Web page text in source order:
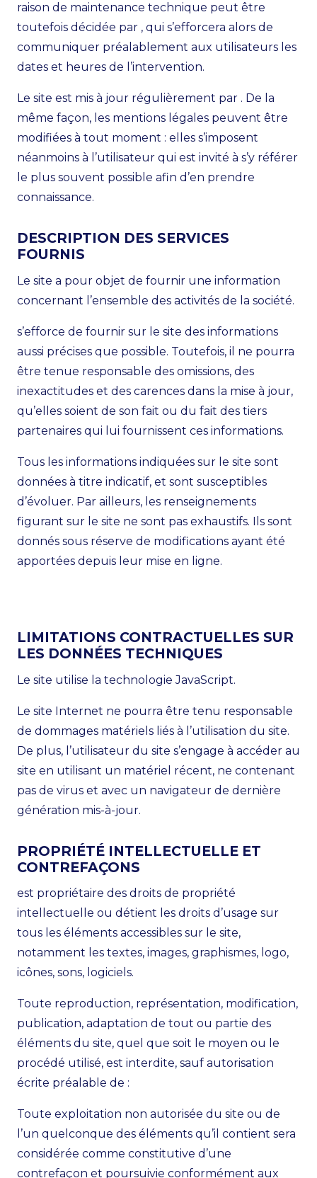
raison de maintenance technique peut être
toutefois décidée par , qui s’efforcera alors de
communiquer préalablement aux utilisateurs les
dates et heures de l’intervention.
Le site est mis à jour régulièrement par . De la
même façon, les mentions légales peuvent être
modifiées à tout moment : elles s’imposent
néanmoins à l’utilisateur qui est invité à s’y référer
le plus souvent possible afin d’en prendre
connaissance.
DESCRIPTION DES SERVICES
FOURNIS
Le site a pour objet de fournir une information
concernant l’ensemble des activités de la société.
s’efforce de fournir sur le site des informations
aussi précises que possible. Toutefois, il ne pourra
être tenue responsable des omissions, des
inexactitudes et des carences dans la mise à jour,
qu’elles soient de son fait ou du fait des tiers
partenaires qui lui fournissent ces informations.
Tous les informations indiquées sur le site sont
données à titre indicatif, et sont susceptibles
d’évoluer. Par ailleurs, les renseignements
figurant sur le site ne sont pas exhaustifs. Ils sont
donnés sous réserve de modifications ayant été
apportées depuis leur mise en ligne.
LIMITATIONS CONTRACTUELLES SUR
LES DONNÉES TECHNIQUES
Le site utilise la technologie JavaScript.
Le site Internet ne pourra être tenu responsable
de dommages matériels liés à l’utilisation du site.
De plus, l’utilisateur du site s’engage à accéder au
site en utilisant un matériel récent, ne contenant
pas de virus et avec un navigateur de dernière
génération mis-à-jour.
PROPRIÉTÉ INTELLECTUELLE ET
CONTREFAÇONS
est propriétaire des droits de propriété
intellectuelle ou détient les droits d’usage sur
tous les éléments accessibles sur le site,
notamment les textes, images, graphismes, logo,
icônes, sons, logiciels.
Toute reproduction, représentation, modification,
publication, adaptation de tout ou partie des
éléments du site, quel que soit le moyen ou le
procédé utilisé, est interdite, sauf autorisation
écrite préalable de :
Toute exploitation non autorisée du site ou de
l’un quelconque des éléments qu’il contient sera
considérée comme constitutive d’une
contrefaçon et poursuivie conformément aux